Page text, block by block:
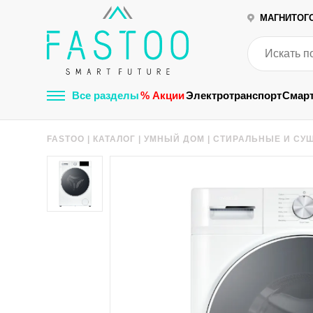
Все разделы% АкцииЭлектротранспорт
FASTOO КАТАЛОГ |УМНЫЙ ДОМ |СТИРАЛЬНЫЕ И